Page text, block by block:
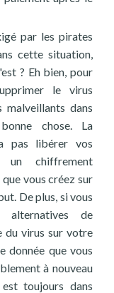
par les pirates
cette situation,
? Eh bien, pour
le virus
dans
chose. La
pas libérer vos
un chiffrement
vous créez sur
De plus, si vous
alternatives de
du virus sur votre
donnée que vous
à nouveau
toujours dans